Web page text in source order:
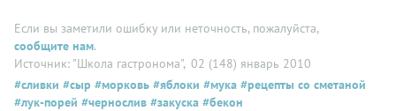
Если вы заметили ошибку или неточность, пожалуйста,
сообщите нам.
Источник: "Школа гастронома", 02 (148) январь 2010
#сливки #сыр #морковь #яблоки #мука #рецепты со сметаной
#лук-порей #чернослив #закуска #бекон